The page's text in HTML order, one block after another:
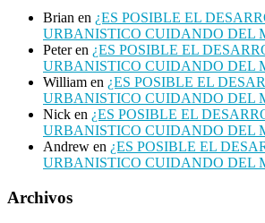
Brian en ¿ES POSIBLE EL
URBANISTICO CUIDANDO DEL
Peteren ¿ES POSIBLE EL
URBANISTICO CUIDANDO DEL
William en ¿ES POSIBLE EL
URBANISTICO CUIDANDO DEL
Nick en ¿ES POSIBLE EL
URBANISTICO CUIDANDO DEL
Andrew en ¿ES POSIBLE EL
URBANISTICO CUIDANDO DEL
Archivos